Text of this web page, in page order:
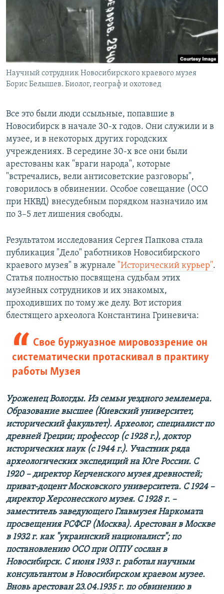
Научный сотрудник Новосибирского краевого музея
Борис Белышев. Биолог, географ и охотовед
Все это были люди ссыльные, попавшие в
Новосибирск в начале 30-х годов. Они служили и в
музее, и в некоторых других городских
учреждениях. В середине 30-х все они были
арестованы как "враги народа", которые
"встречались, вели антисоветские разговоры",
говорилось в обвинении. Особое совещание (ОСО
при НКВД) внесудебным порядком назначило им
по 3–5 лет лишения свободы.
Результатом исследования Сергея Папкова стала
публикация "Дело" работников Новосибирского
краевого музея" в журнале "Исторический курьер".
Статья полностью посвящена судьбам этих
музейных сотрудников и их знакомых,
проходивших по тому же делу. Вот история
блестящего археолога Константина Гриневича:
Свое буржуазное мировоззрение он
систематически протаскивал в практику
работы Музея
Уроженец Вологды. Из семьи уездного землемера.
Образование высшее (Киевский университет,
исторический факультет). Археолог, специалист по
древней Греции; профессор (с 1928 г.), доктор
исторических наук (с 1944 г.). Участник ряда
археологических экспедиций на Юге России. С
1920 – директор Керченского музея древностей;
приват-доцент Московского университета. С 1924 –
директор Херсонесского музея. С 1928 г. –
заместитель заведующего Главмузея Наркомата
просвещения РСФСР (Москва). Арестован в Москве
в 1932 г. как "украинский националист"; по
постановлению ОСО при ОГПУ сослан в
Новосибирск. С июня 1933 г. работал научным
консультантом в Новосибирском краевом музее.
Вновь арестован 23.04.1935 г. по обвинению в